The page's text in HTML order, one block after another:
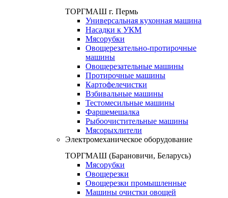
ТОРГМАШ г. Пермь
Универсальная кухонная машина
Насадки к УКМ
Мясорубки
Овощерезательно-протирочные
машины
Овощерезательные машины
Протирочные машины
Картофелечистки
Взбивальные машины
Тестомесильные машины
Фаршемешалка
Рыбоочистительные машины
Мясорыхлители
Электромеханическое оборудование
ТОРГМАШ (Барановичи, Беларусь)
Мясорубки
Овощерезки
Овощерезки промышленные
Машины очистки овощей